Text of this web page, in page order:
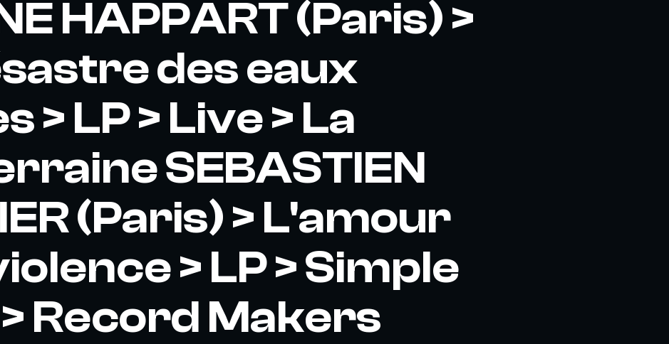
HAPPART (Paris) >
des eaux
> LP > Live > La
SEBASTIEN
(Paris) > L'amour
> LP > Simple
Record Makers